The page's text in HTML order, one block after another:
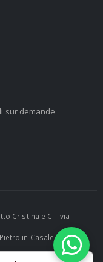
sur demande
Cristina e C. - via
in Casale (BO) -
e-mail: